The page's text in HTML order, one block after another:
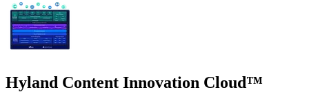
Hyland Content Innovation Cloud™